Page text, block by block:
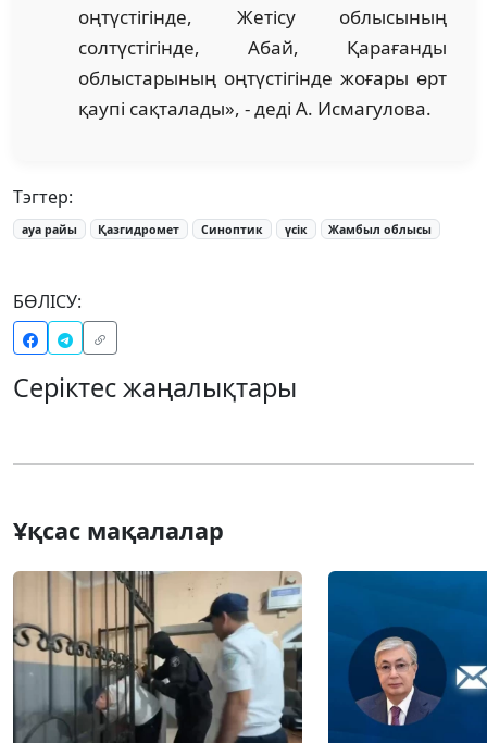
оңтүстігінде, Жетісу облысының
солтүстігінде, Абай, Қарағанды
облыстарының оңтүстігінде жоғары өрт
қаупі сақталады», - деді А. Исмагулова.
Тэгтер:
ауа райы Қазгидромет Синоптик үсік Жамбыл облысы
БӨЛІСУ:
Серіктес жаңалықтары
Ұқсас мақалалар